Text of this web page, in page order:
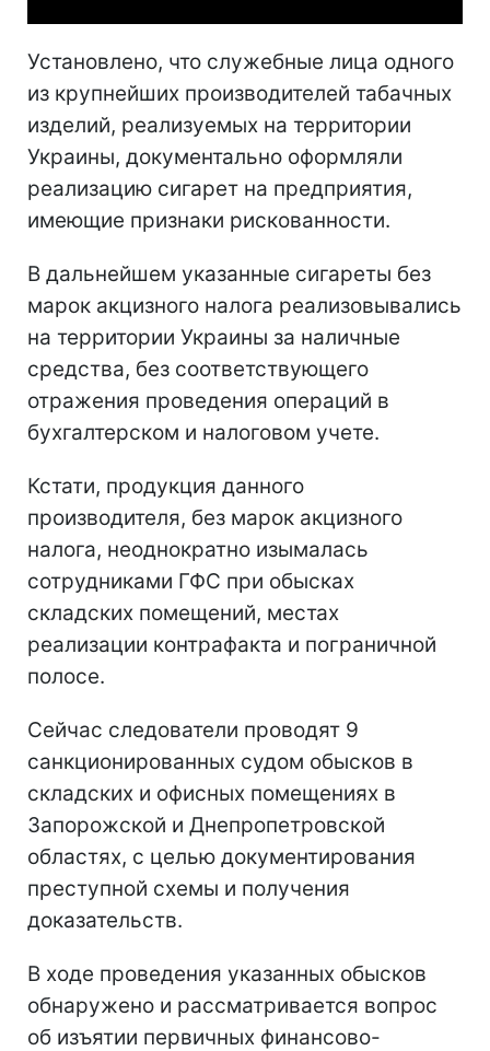
Установлено, что служебные лица одного
из крупнейших производителей табачных
изделий, реализуемых на территории
Украины, документально оформляли
реализацию сигарет на предприятия,
имеющие признаки рискованности.
В дальнейшем указанные сигареты без
марок акцизного налога реализовывались
на территории Украины за наличные
средства, без соответствующего
отражения проведения операций в
бухгалтерском и налоговом учете.
Кстати, продукция данного
производителя, без марок акцизного
налога, неоднократно изымалась
сотрудниками ГФС при обысках
складских помещений, местах
реализации контрафакта и пограничной
полосе.
Сейчас следователи проводят 9
санкционированных судом обысков в
складских и офисных помещениях в
Запорожской и Днепропетровской
областях, с целью документирования
преступной схемы и получения
доказательств.
В ходе проведения указанных обысков
обнаружено и рассматривается вопрос
об изъятии первичных финансово-